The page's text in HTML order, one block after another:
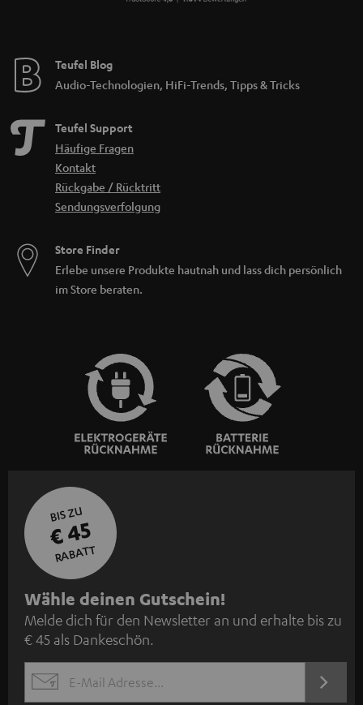
Teufel Blog
Audio-Technologien, HiFi-Trends, Tipps & Tricks
Teufel Support
Häufige Fragen
Kontakt
Rückgabe / Rücktritt
Sendungsverfolgung
Store Finder
Erlebe unsere Produkte hautnah und lass dich persönlich
im Store beraten.
BIS ZU
€ 45
RABATT
N
e
w
s
l
Wähle deinen Gutschein!
Melde dich für den Newsletter an und erhalte bis zu
€ 45 als Dankeschön.
EMAIL
JETZT